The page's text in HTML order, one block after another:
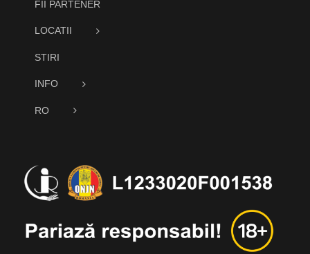
FII PARTENER
LOCATII
STIRI
INFO
RO